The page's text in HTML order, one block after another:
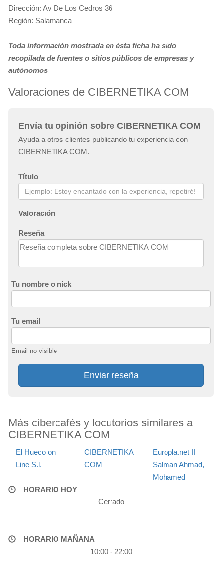
Dirección: Av De Los Cedros 36
Región: Salamanca
Toda información mostrada en ésta ficha ha sido
recopilada de fuentes o sitios públicos de empresas y
autónomos
Valoraciones de CIBERNETIKA COM
Envía tu opinión sobre CIBERNETIKA COM
Ayuda a otros clientes publicando tu experiencia con
CIBERNETIKA COM.
Título
Valoración
Reseña
Tu nombre o nick
Tu email
Email no visible
Enviar reseña
Más cibercafés y locutorios similares a
CIBERNETIKA COM
El Hueco on
Line S.l.
CIBERNETIKA
COM
Europla.net II
Salman Ahmad,
Mohamed
HORARIO HOY
Cerrado
HORARIO MAÑANA
10:00 - 22:00